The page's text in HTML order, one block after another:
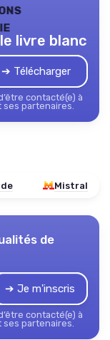
livre blanc
➔ Télécharger
contacté(e) à
ses partenaires.
Mistral
de
➔ Je m'inscris
contacté(e) à
ses partenaires.